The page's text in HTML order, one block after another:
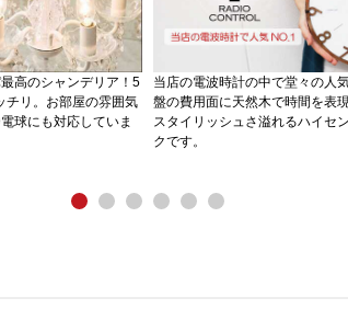
高のシャンデリア！5
チリ。お部屋の雰囲気
球にも対応していま
当店の電波時計の中で堂々の人
盤の費用面に天然木で時間を表
スタイリッシュさ溢れるハイセ
クです。